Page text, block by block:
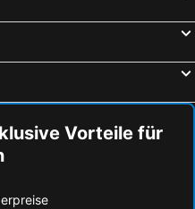
Vorteile für